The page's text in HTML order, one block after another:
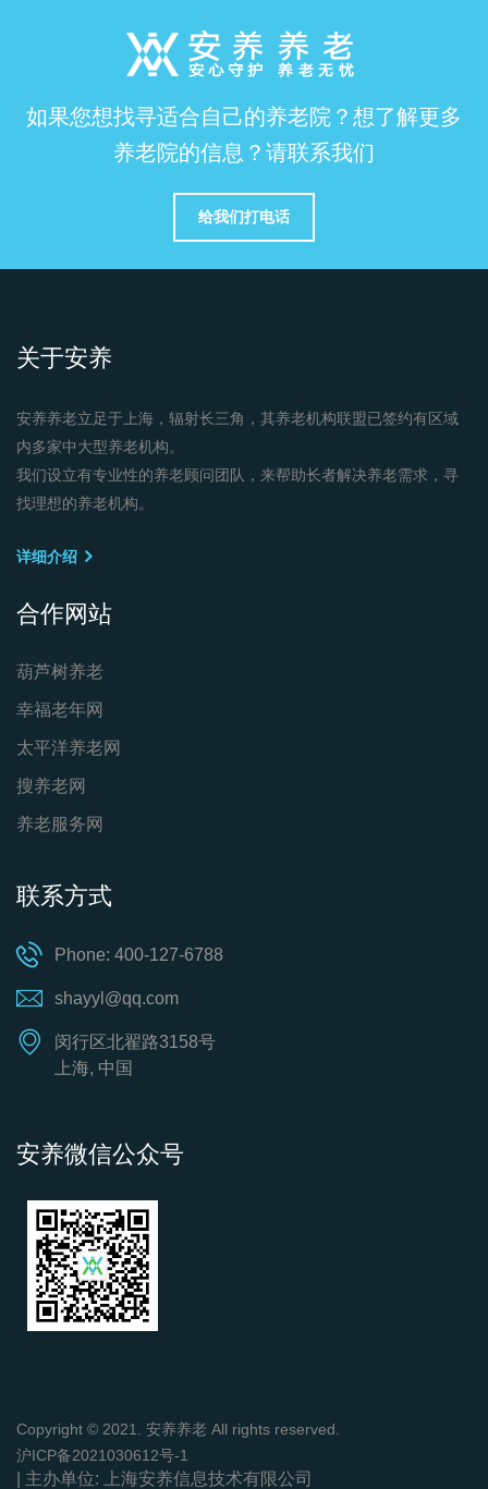
如果您想找寻适合自己的养老院？想了解更多
养老院的信息？请联系我们
给我们打电话
关于安养
安养养老立足于上海，辐射长三角，其养老机构联盟已签约有区域
内多家中大型养老机构。
我们设立有专业性的养老顾问团队，来帮助长者解决养老需求，寻
找理想的养老机构。
详细介绍
合作网站
葫芦树养老
幸福老年网
太平洋养老网
搜养老网
养老服务网
联系方式
Phone: 400-127-6788
shayyl@qq.com
闵行区北翟路3158号
上海, 中国
安养微信公众号
Copyright © 2021. 安养养老 All rights reserved.
沪ICP备2021030612号-1
| 主办单位: 上海安养信息技术有限公司